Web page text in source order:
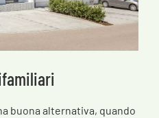
buona alternativa, quando